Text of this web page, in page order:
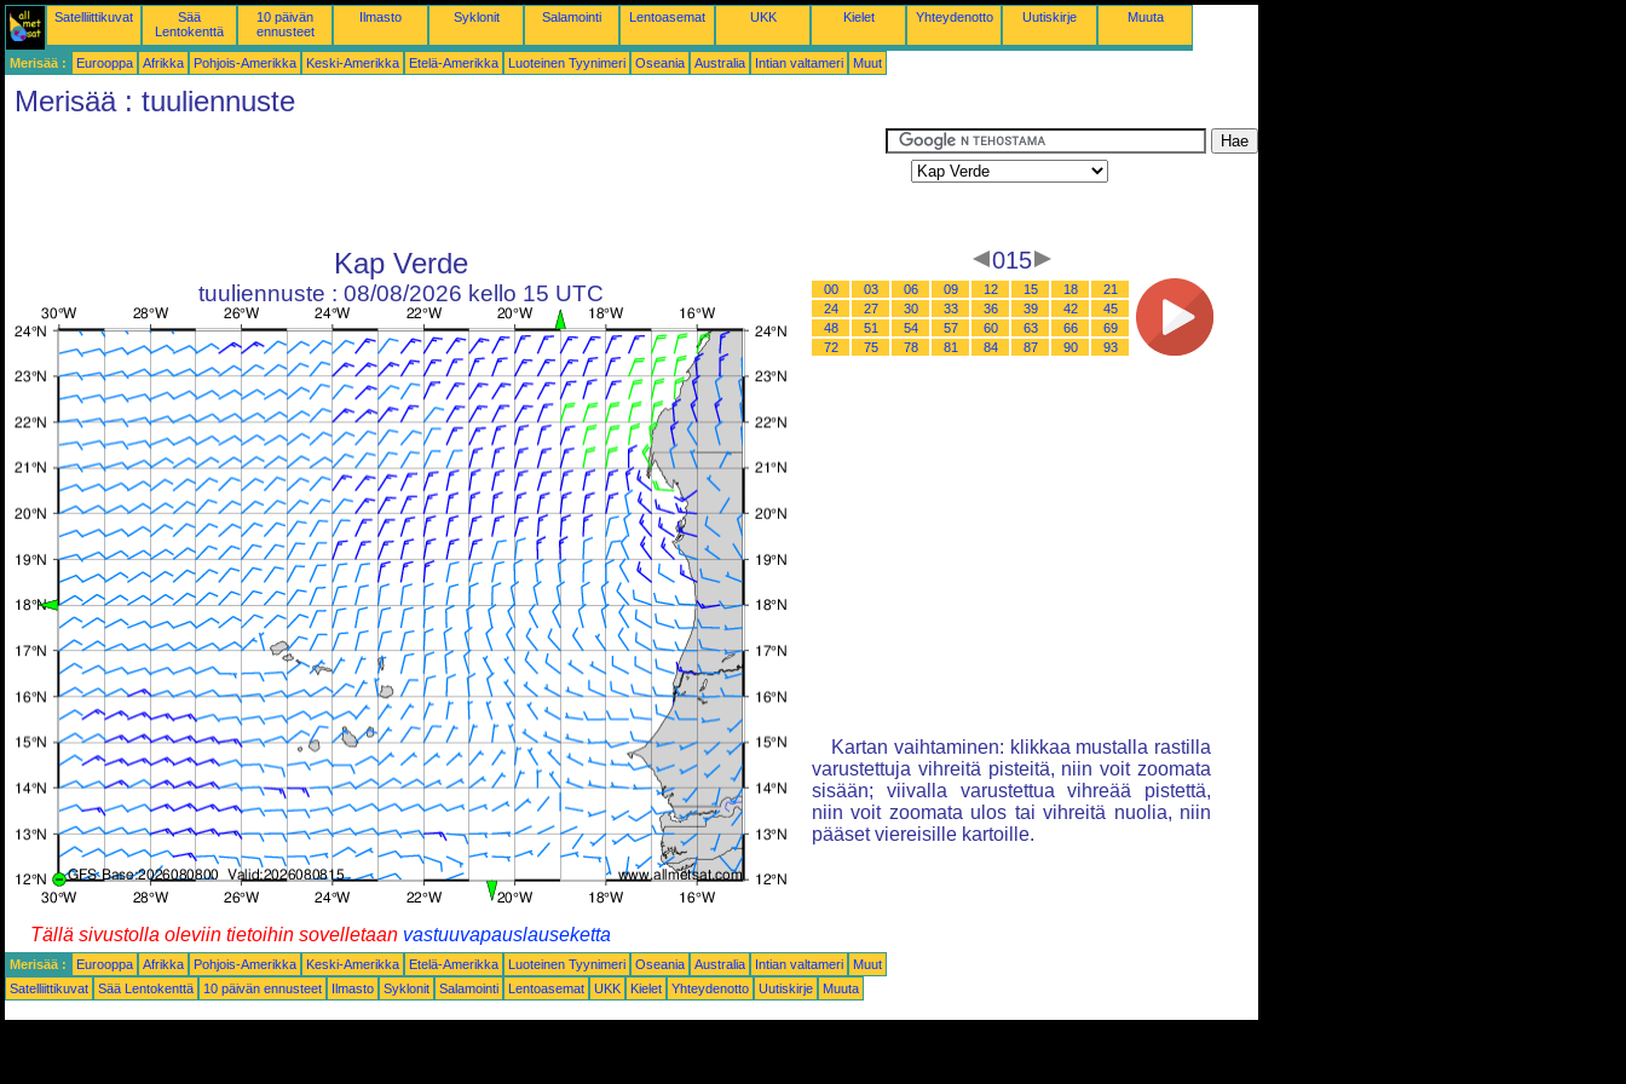
Satelliittikuvat
Sää
Lentokenttä
10 päivän
ennusteet
Ilmasto Syklonit Salamointi Lentoasemat UKK Kielet Yhteydenotto Uutiskirje Muuta
Merisää : Eurooppa Afrikka Pohjois-Amerikka Keski-Amerikka Etelä-Amerikka Luoteinen Tyynimeri Oseania Australia Intian valtameri Muut
Merisää : tuuliennuste
Kap Verde
tuuliennuste : 08/08/2026 kello 15 UTC
015
00 03 06 09 12 15 18
21
24
27 30 33 36 39 42
45
48
51 54 57 60 63 66
69
72
75 78 81 84 87 90 93
Kartan vaihtaminen: klikkaa mustalla rastilla
varustettuja vihreitä pisteitä, niin voit zoomata
sisään; viivalla varustettua vihreää pistettä,
niin voit zoomata ulos tai vihreitä nuolia, niin
pääset viereisille kartoille.
Tällä sivustolla oleviin tietoihin sovelletaan vastuuvapauslauseketta
Merisää : Eurooppa Afrikka Pohjois-Amerikka Keski-Amerikka Etelä-Amerikka Luoteinen Tyynimeri Oseania Australia Intian valtameri
Muut
Satelliittikuvat
Sää Lentokenttä 10 päivän ennusteet Ilmasto Syklonit Salamointi Lentoasemat UKK Kielet Yhteydenotto Uutiskirje Muuta